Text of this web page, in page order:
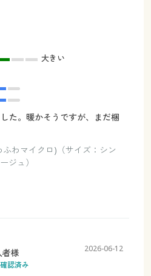
大きい
た。暖かそうですが、まだ梱
わマイクロ)（サイズ：シン
ジュ）
者様
認済み
2026-06-12